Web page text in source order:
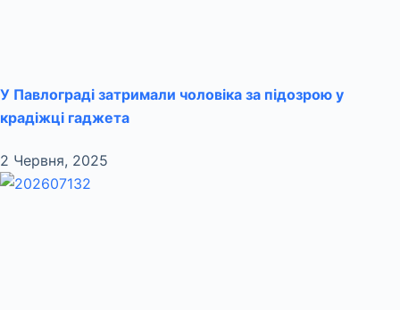
У Павлограді затримали чоловіка за підозрою у
крадіжці гаджета
2 Червня, 2025